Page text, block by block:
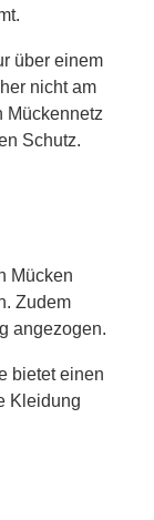
über einem
nicht am
Mückennetz
Schutz.
Mücken
Zudem
angezogen.
bietet einen
Kleidung